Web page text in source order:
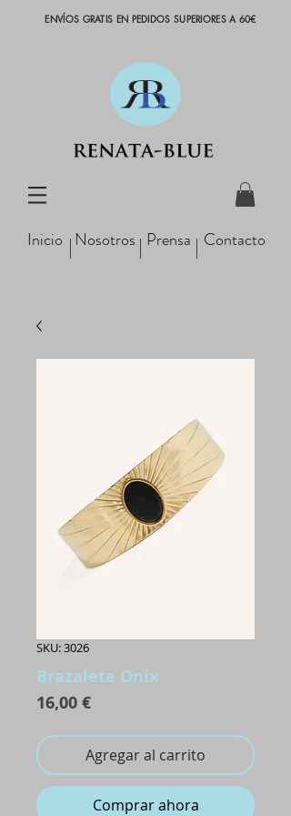
ENVÍOS GRATIS EN PEDIDOS SUPERIORES A 60€
Inicio Nosotros Prensa Contacto
SKU: 3026
Brazalete Onix
16,00 €Precio
Agregar al carrito
Comprar ahora